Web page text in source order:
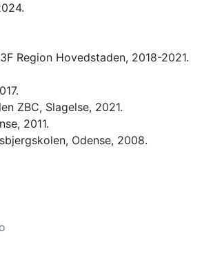
Region Hovedstaden, 2018-2021.
ZBC, Slagelse, 2021.
2011.
Odense, 2008.